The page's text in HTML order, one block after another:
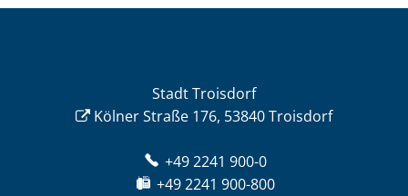
Stadt Troisdorf
Kölner Straße 176, 53840 Troisdorf
+49 2241 900-0
+49 2241 900-800